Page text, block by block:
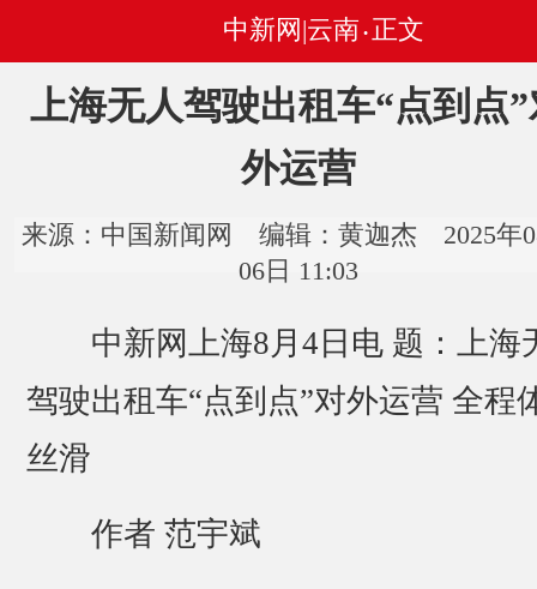
中新网|云南 • 正文
上海无人驾驶出租车“点到点”
外运营
来源：中国新闻网 编辑：黄迦杰 2025年
06日 11:03
中新网上海8月4日电 题：上海
驾驶出租车“点到点”对外运营 全程
丝滑
作者 范宇斌